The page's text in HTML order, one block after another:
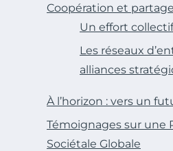
Coopération et
Un effort
Les réseaux
alliances
À l’horizon : vers un
Témoignages sur une
Sociétale Globale